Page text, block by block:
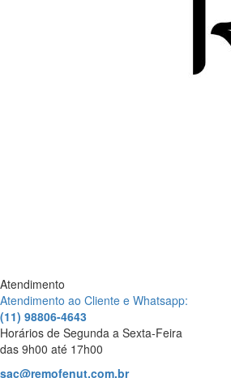
Atendimento
Atendimento ao Cliente e Whatsapp:
(11) 98806-4643
Horários de Segunda a Sexta-Feira
das 9h00 até 17h00
sac@remofenut.com.br